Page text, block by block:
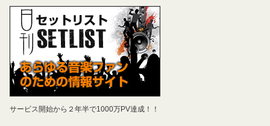
サービス開始から２年半で1000万PV達成！！